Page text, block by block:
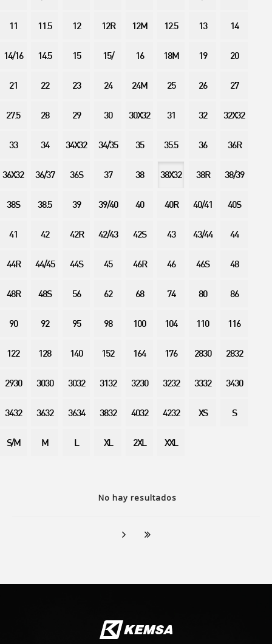
No hay resultados
11 11.5 12 12R 12M 12.5 13 14
14/16 14.5 15 15/ 16 18M 19 20
21 22 23 24 24M 25 26 27
27.5 28 29 30 30X32 31 32 32X32
33 34 34X32 34/35 35 35.5 36 36R
36X32 36/37 36S 37 38 38X32 38R 38/39
38S 38.5 39 39/40 40 40R 40/41 40S
41 42 42R 42/43 42S 43 43/44 44
44R 44/45 44S 45 46R 46 46S 48
48R 48S 56 62 68 74 80 86
90 92 95 98 100 104 110 116
122 128 140 152 164 176 2830 2832
2930 3030 3032 3132 3230 3232 3332 3430
3432 3632 3634 3832 4032 4232 XS S
S/M M L XL 2XL XXL